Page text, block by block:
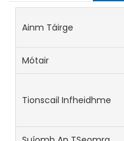
Ainm Táirge
Mótair
Tionscail Infheidhme